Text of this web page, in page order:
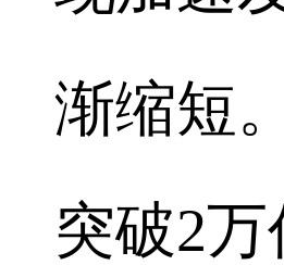
渐缩短
突破2